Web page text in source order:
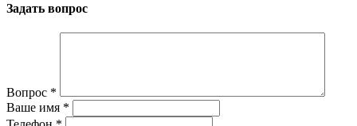
Задать вопрос
Вопрос *
Ваше имя *